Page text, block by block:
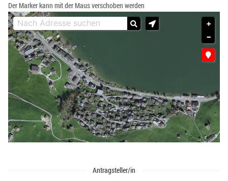
Der Marker kann mit der Maus verschoben werden
+
−
Antragsteller/in